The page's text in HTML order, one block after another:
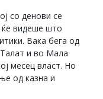
со денови се
видеше што
Вака бега од
и во Мала
месец власт. Но
од казна и